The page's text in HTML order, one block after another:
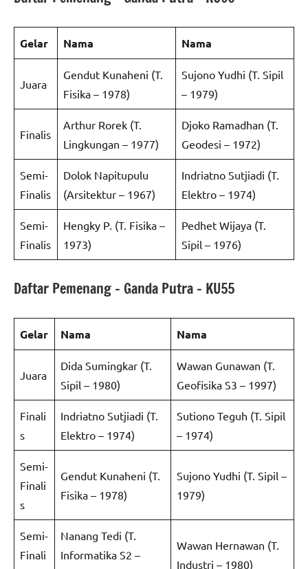
Gelar Nama Nama
Juara
Gendut Kunaheni (T.
Fisika – 1978)
Sujono Yudhi (T. Sipil
– 1979)
Finalis
Arthur Rorek (T.
Lingkungan – 1977)
Djoko Ramadhan (T.
Geodesi – 1972)
Semi-
Finalis
Dolok Napitupulu
(Arsitektur – 1967)
Indriatno Sutjiadi (T.
Elektro – 1974)
Semi-
Finalis
Hengky P. (T. Fisika –
1973)
Pedhet Wijaya (T.
Sipil – 1976)
Daftar Pemenang – Ganda Putra – KU55
Gelar Nama Nama
Juara
Dida Sumingkar (T.
Sipil – 1980)
Wawan Gunawan (T.
Geofisika S3 – 1997)
Finali
s
Indriatno Sutjiadi (T.
Elektro – 1974)
Sutiono Teguh (T. Sipil
– 1974)
Semi-
Finali
s
Gendut Kunaheni (T.
Fisika – 1978)
Sujono Yudhi (T. Sipil –
1979)
Semi-
Finali
Nanang Tedi (T.
Informatika S2 –
Wawan Hernawan (T.
Industri – 1980)